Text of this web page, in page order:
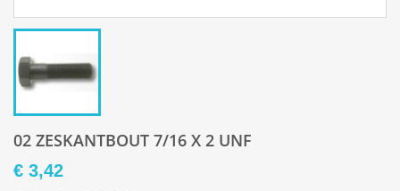
02 ZESKANTBOUT 7/16 X 2 UNF
€ 3,42